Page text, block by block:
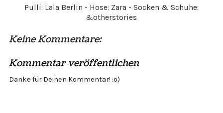
Pulli: Lala Berlin - Hose: Zara - Socken & Schuhe:
&otherstories
Keine Kommentare:
Kommentar veröffentlichen
Danke für Deinen Kommentar! :o)